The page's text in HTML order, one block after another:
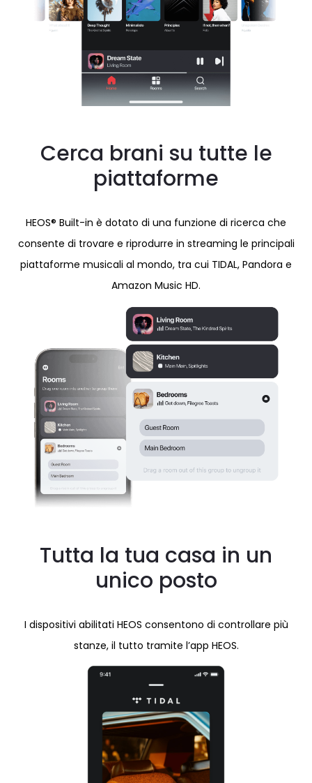
Cerca brani su tutte le
piattaforme
HEOS® Built-in è dotato di una funzione di ricerca che
consente di trovare e riprodurre in streaming le principali
piattaforme musicali al mondo, tra cui TIDAL, Pandora e
Amazon Music HD.
Tutta la tua casa in un
unico posto
I dispositivi abilitati HEOS consentono di controllare più
stanze, il tutto tramite l’app HEOS.